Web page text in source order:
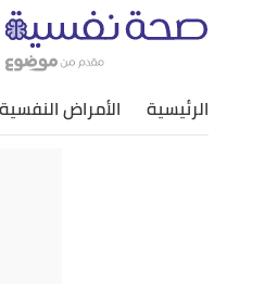
الرئيسية الأمراض